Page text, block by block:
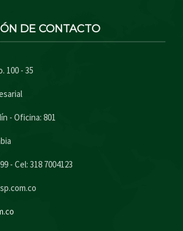
DE CONTACTO
100 - 35
- Oficina: 801
- Cel: 318 7004123